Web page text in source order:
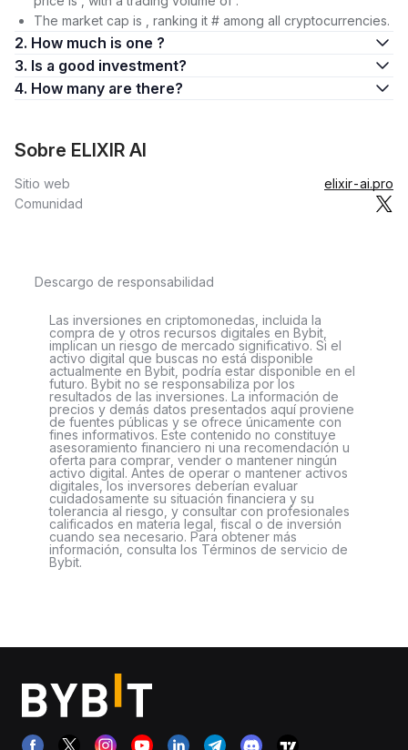
The market cap is , ranking it # among all cryptocurrencies.
2. How much is one ?
3. Is a good investment?
4. How many are there?
Sobre ELIXIR AI
Sitio web
elixir-ai.pro
Comunidad
Descargo de responsabilidad
Las inversiones en criptomonedas, incluida la
compra de y otros recursos digitales en Bybit,
implican un riesgo de mercado significativo. Si el
activo digital que buscas no está disponible
actualmente en Bybit, podría estar disponible en el
futuro. Bybit no se responsabiliza por los
resultados de las inversiones. La información de
precios y demás datos presentados aquí proviene
de fuentes públicas y se ofrece únicamente con
fines informativos. Este contenido no constituye
asesoramiento financiero ni una recomendación u
oferta para comprar, vender o mantener ningún
activo digital. Antes de operar o mantener activos
digitales, los inversores deberían evaluar
cuidadosamente su situación financiera y su
tolerancia al riesgo, y consultar con profesionales
calificados en materia legal, fiscal o de inversión
cuando sea necesario. Para obtener más
información, consulta los Términos de servicio de
Bybit.